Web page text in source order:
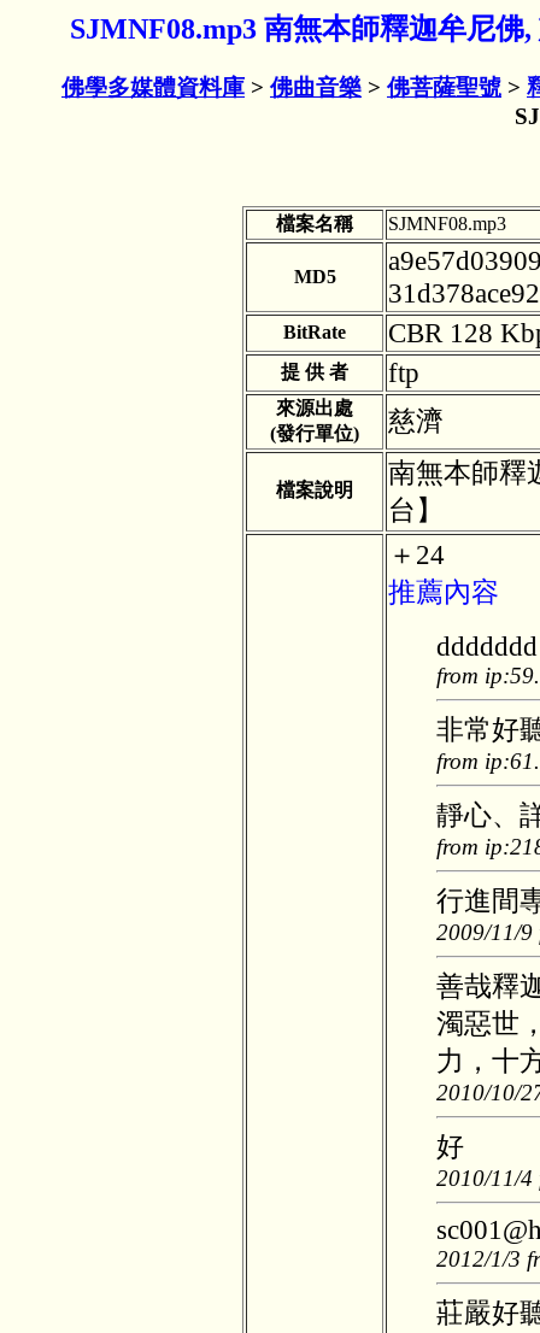
SJMNF08.mp3 南無本師釋迦牟尼
佛學多媒體資料庫 > 佛曲音樂 > 佛菩薩聖號 >
檔案名稱 SJMNF08.mp3
MD5
BitRate CBR 128
提 供 者 ftp
來源出處
(發行單位)
慈濟
檔案說明
南無本師釋
台】
＋24
推薦內容
ddddddd
from
非常好
from
靜心、
from
行進間
2009/11/9
善哉釋
濁惡世
力，十
2010/10/
好
2010/11/4
2012/1/3
莊嚴好